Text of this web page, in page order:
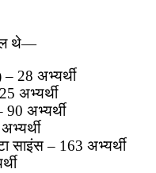
थे—
28 अभ्यर्थी
अभ्यर्थी
90 अभ्यर्थी
साइंस – 163 अभ्यर्थी